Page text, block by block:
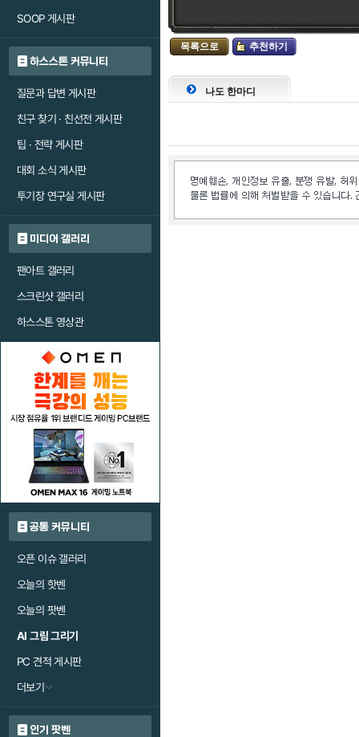
SOOP 게시판
하스스톤 커뮤니티
질문과 답변 게시판
친구 찾기 · 친선전 게시판
팁 · 전략 게시판
대회 소식 게시판
투기장 연구실 게시판
미디어 갤러리
팬아트 갤러리
스크린샷 갤러리
하스스톤 영상관
공통 커뮤니티
오픈 이슈 갤러리
오늘의 핫벤
오늘의 팟벤
AI 그림 그리기
PC 견적 게시판
더보기
인기 팟벤
목록으로 추천하기
나도 한마디